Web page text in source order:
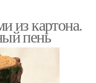
из картона.
пень